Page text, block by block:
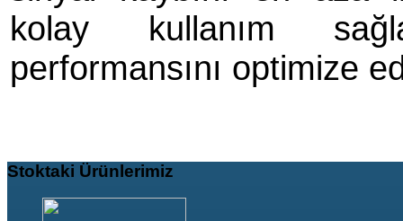
kolay kullanım
performansını optimize
Stoktaki Ürünlerimiz